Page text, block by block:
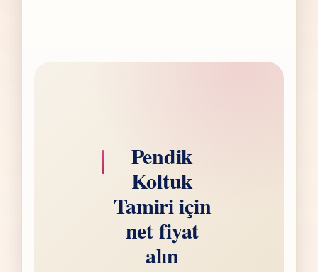
Pendik
Koltuk
Tamiri için
net fiyat
alın